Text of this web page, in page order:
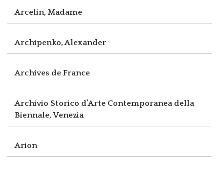
Arcelin, Madame
Archipenko, Alexander
Archives de France
Archivio Storico d’Arte Contemporanea della
Biennale, Venezia
Arion